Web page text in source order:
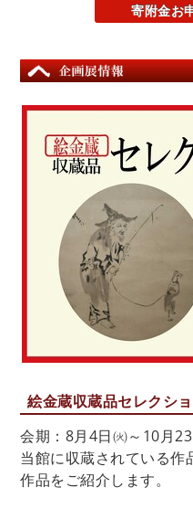
寄附金お
絵金蔵収蔵品セレクシ
会期：8月4日㈫～10月
当館に収蔵されている作
作品をご紹介します。